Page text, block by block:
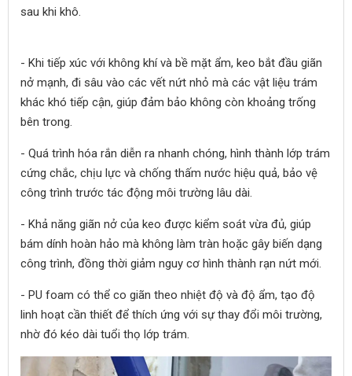
sau khi khô.
- Khi tiếp xúc với không khí và bề mặt ẩm, keo bắt đầu giãn
nở mạnh, đi sâu vào các vết nứt nhỏ mà các vật liệu trám
khác khó tiếp cận, giúp đảm bảo không còn khoảng trống
bên trong.
- Quá trình hóa rắn diễn ra nhanh chóng, hình thành lớp trám
cứng chắc, chịu lực và chống thấm nước hiệu quả, bảo vệ
công trình trước tác động môi trường lâu dài.
- Khả năng giãn nở của keo được kiểm soát vừa đủ, giúp
bám dính hoàn hảo mà không làm tràn hoặc gây biến dạng
công trình, đồng thời giảm nguy cơ hình thành rạn nứt mới.
- PU foam có thể co giãn theo nhiệt độ và độ ẩm, tạo độ
linh hoạt cần thiết để thích ứng với sự thay đổi môi trường,
nhờ đó kéo dài tuổi thọ lớp trám.